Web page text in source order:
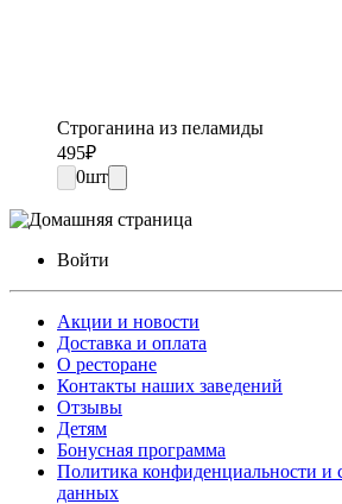
Строганина из пеламиды
495₽
0шт
Войти
Акции и новости
Доставка и оплата
О ресторане
Контакты наших заведений
Отзывы
Детям
Бонусная программа
Политика конфиденциальности и
данных